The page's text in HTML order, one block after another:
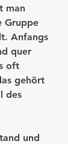
man
Gruppe
Anfangs
quer
oft
gehört
des
und